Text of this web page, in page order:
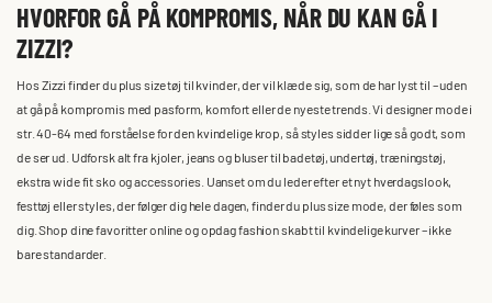
HVORFOR GÅ PÅ KOMPROMIS, NÅR DU KAN GÅ I
ZIZZI?
Hos Zizzi finder du plus size tøj til kvinder, der vil klæde sig, som de har lyst til – uden
at gå på kompromis med pasform, komfort eller de nyeste trends. Vi designer mode i
str. 40-64 med forståelse for den kvindelige krop, så styles sidder lige så godt, som
de ser ud. Udforsk alt fra kjoler, jeans og bluser til badetøj, undertøj, træningstøj,
ekstra wide fit sko og accessories. Uanset om du leder efter et nyt hverdagslook,
festtøj eller styles, der følger dig hele dagen, finder du plus size mode, der føles som
dig. Shop dine favoritter online og opdag fashion skabt til kvindelige kurver – ikke
bare standarder.